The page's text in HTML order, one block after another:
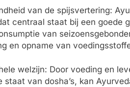
van de spijsvertering:
centraal staat bij een goede
van
en opname van
welzijn: Door voeding en
staat van dosha’s, kan